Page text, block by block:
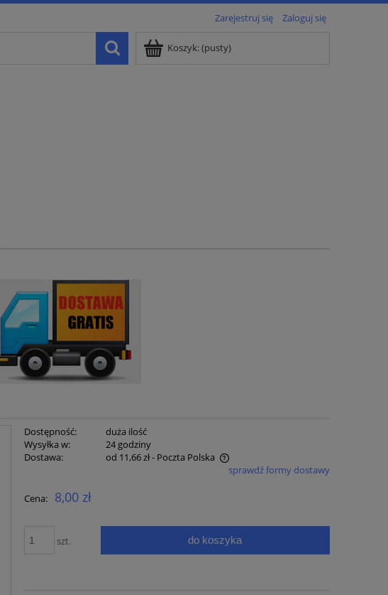
Zarejestruj się Zaloguj się
Koszyk:(pusty)
Dostępność:
duża ilość
Wysyłka w:
24 godziny
Dostawa:
od 11,66 zł- Poczta Polska
płatności
sprawdź formy dostawy
Cena: 8,00 zł
szt. do koszyka